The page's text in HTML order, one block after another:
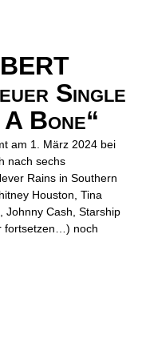
Single
Bone“
am 1. März 2024 bei
nach sechs
Rains in Southern
Houston, Tina
Johnny Cash, Starship
fortsetzen…) noch